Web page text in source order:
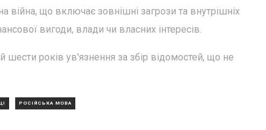
війна, що включає зовнішні загрози та внутрішніх
вигоди, влади чи власних інтересів.
років ув'язнення за збір відомостей, що не
РОСІЙСЬКА МОВА